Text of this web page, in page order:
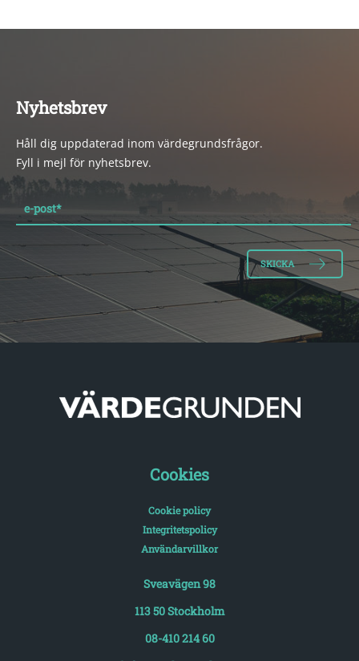
Nyhetsbrev
Håll dig uppdaterad inom värdegrundsfrågor.
Fyll i mejl för nyhetsbrev.
e-post*
Cookies
Cookie policy
Integritetspolicy
Användarvillkor
Sveavägen 98
113 50 Stockholm
08-410 214 60